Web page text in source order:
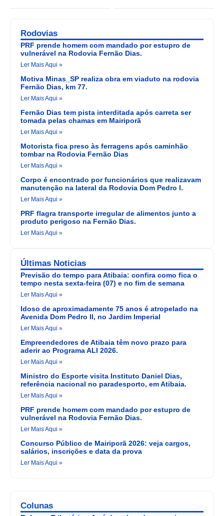
Rodovias
PRF prende homem com mandado por estupro de
vulnerável na Rodovia Fernão Dias.
Ler Mais Aqui »
Motiva Minas_SP realiza obra em viaduto na rodovia
Fernão Dias, km 77.
Ler Mais Aqui »
Fernão Dias tem pista interditada após carreta ser
tomada pelas chamas em Mairiporã
Ler Mais Aqui »
Motorista fica preso às ferragens após caminhão
tombar na Rodovia Fernão Dias
Ler Mais Aqui »
Corpo é encontrado por funcionários que realizavam
manutenção na lateral da Rodovia Dom Pedro I.
Ler Mais Aqui »
PRF flagra transporte irregular de alimentos junto a
produto perigoso na Fernão Dias.
Ler Mais Aqui »
Últimas Noticias
Previsão do tempo para Atibaia: confira como fica o
tempo nesta sexta-feira (07) e no fim de semana
Ler Mais Aqui »
Idoso de aproximadamente 75 anos é atropelado na
Avenida Dom Pedro II, no Jardim Imperial
Ler Mais Aqui »
Empreendedores de Atibaia têm novo prazo para
aderir ao Programa ALI 2026.
Ler Mais Aqui »
Ministro do Esporte visita Instituto Daniel Dias,
referência nacional no paradesporto, em Atibaia.
Ler Mais Aqui »
PRF prende homem com mandado por estupro de
vulnerável na Rodovia Fernão Dias.
Ler Mais Aqui »
Concurso Público de Mairiporã 2026: veja cargos,
salários, inscrições e data da prova
Ler Mais Aqui »
Colunas